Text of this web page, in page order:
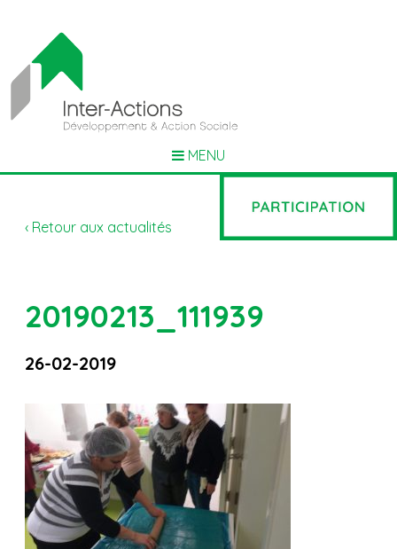
MENU
‹ Retour aux actualités
20190213_111939
26-02-2019